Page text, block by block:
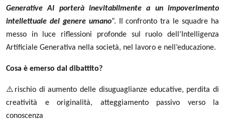
Generative AI porterà inevitabilmente a un impoverimento
intellettuale del genere umano”. Il confronto tra le squadre ha
messo in luce riflessioni profonde sul ruolo dell’Intelligenza
Artificiale Generativa nella società, nel lavoro e nell’educazione.
Cosa è emerso dal dibattito?
⚠️ rischio di aumento delle disuguaglianze educative, perdita di
creatività e originalità, atteggiamento passivo verso la
conoscenza